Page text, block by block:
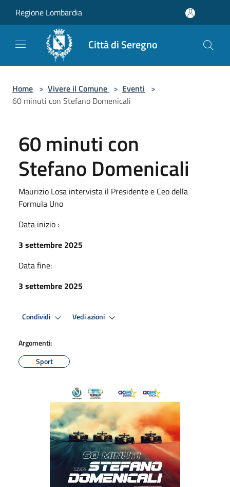
Regione Lombardia
Città di Seregno
Home > Vivere il Comune > Eventi >
60 minuti con Stefano Domenicali
60 minuti con
Stefano Domenicali
Maurizio Losa intervista il Presidente e Ceo della
Formula Uno
Data inizio :
3 settembre 2025
Data fine:
3 settembre 2025
Condividi Vedi azioni
Argomenti:
Sport